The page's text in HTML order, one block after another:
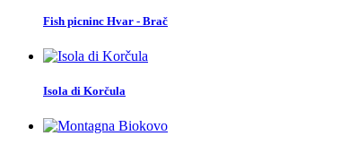
Fish picninc Hvar - Brač
Isola di Korčula